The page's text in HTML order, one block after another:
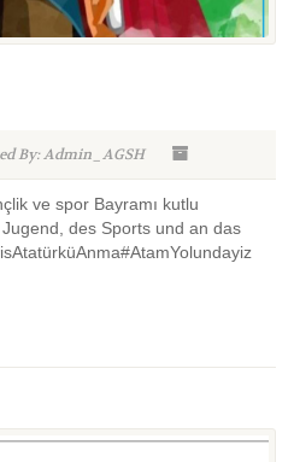
By: Admin_AGSH
ve spor Bayramı kutlu
des Sports und an das